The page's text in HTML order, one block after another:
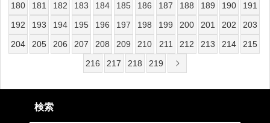
180
181 182 183 184 185 186 187 188 189 190
191
192
193 194 195 196 197 198 199 200 201 202
203
204
205 206 207 208 209 210 211 212 213 214
215
216
217 218 219
検索